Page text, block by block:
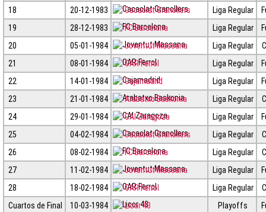
18
20-12-1983 Cacaolat Granollers Liga Regular
19
28-12-1983 FC Barcelona Liga Regular
20
05-01-1984 Joventut Massana Liga Regular
21
08-01-1984 OAR Ferrol Liga Regular
22
14-01-1984 Cajamadrid Liga Regular
23
21-01-1984 Arabatxo Baskonia Liga Regular
24
29-01-1984 CAI Zaragoza Liga Regular
25
04-02-1984 Cacaolat Granollers Liga Regular
26
08-02-1984 FC Barcelona Liga Regular
27
11-02-1984 Joventut Massana Liga Regular
28
18-02-1984 OAR Ferrol Liga Regular
Cuartos de Final
10-03-1984 Licor 43 Playoffs